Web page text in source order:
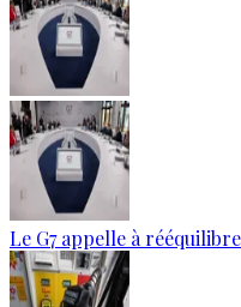
Le G7 appelle à